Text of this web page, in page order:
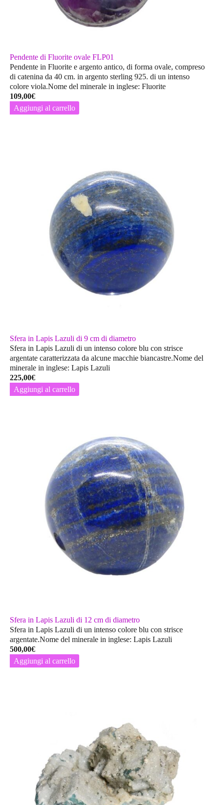
Pendente di Fluorite ovale FLP01
Pendente in Fluorite e argento antico, di forma ovale, compreso
di catenina da 40 cm. in argento sterling 925. di un intenso
colore viola.Nome del minerale in inglese: Fluorite
109,00€
Aggiungi al carrello
Sfera in Lapis Lazuli di 9 cm di diametro
Sfera in Lapis Lazuli di un intenso colore blu con strisce
argentate caratterizzata da alcune macchie biancastre.Nome del
minerale in inglese: Lapis Lazuli
225,00€
Aggiungi al carrello
Sfera in Lapis Lazuli di 12 cm di diametro
Sfera in Lapis Lazuli di un intenso colore blu con strisce
argentate.Nome del minerale in inglese: Lapis Lazuli
500,00€
Aggiungi al carrello